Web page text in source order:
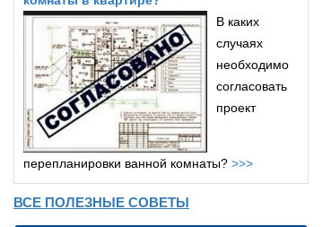
В каких
случаях
необходимо
согласовать
проект
перепланировки ванной комнаты? >>>
ВСЕ ПОЛЕЗНЫЕ СОВЕТЫ